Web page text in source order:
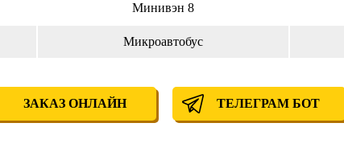
Минивэн 8
Микроавтобус
ЗАКАЗ ОНЛАЙН ТЕЛЕГРАМ БОТ